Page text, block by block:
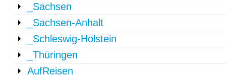
_Sachsen
_Sachsen-Anhalt
_Schleswig-Holstein
_Thüringen
AufReisen